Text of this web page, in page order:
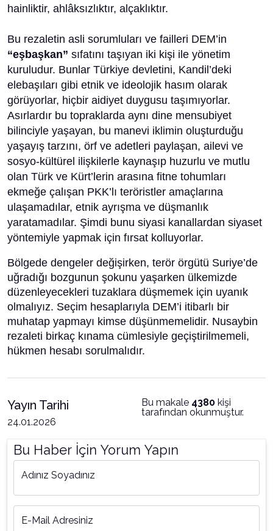
hainliktir, ahlâksızlıktır, alçaklıktır.
Bu rezaletin asli sorumluları ve failleri DEM’in
“eşbaşkan” sıfatını taşıyan iki kişi ile yönetim
kuruludur. Bunlar Türkiye devletini, Kandil’deki
elebaşıları gibi etnik ve ideolojik hasım olarak
görüyorlar, hiçbir aidiyet duygusu taşımıyorlar.
Asırlardır bu topraklarda aynı dine mensubiyet
bilinciyle yaşayan, bu manevi iklimin oluşturduğu
yaşayış tarzını, örf ve adetleri paylaşan, ailevi ve
sosyo-kültürel ilişkilerle kaynaşıp huzurlu ve mutlu
olan Türk ve Kürt’lerin arasına fitne tohumları
ekmeğe çalışan PKK’lı teröristler amaçlarına
ulaşamadılar, etnik ayrışma ve düşmanlık
yaratamadılar. Şimdi bunu siyasi kanallardan siyaset
yöntemiyle yapmak için fırsat kolluyorlar.
Bölgede dengeler değişirken, terör örgütü Suriye’de
uğradığı bozgunun şokunu yaşarken ülkemizde
düzenleyecekleri tuzaklara düşmemek için uyanık
olmalıyız. Seçim hesaplarıyla DEM’i itibarlı bir
muhatap yapmayı kimse düşünmemelidir. Nusaybin
rezaleti birkaç kınama cümlesiyle geçiştirilmemeli,
hükmen hesabı sorulmalıdır.
Yayın Tarihi
24.01.2026
Bu makale 4380 kişi
tarafından okunmuştur.
Bu Haber İçin Yorum Yapın
Adınız Soyadınız
E-Mail Adresiniz